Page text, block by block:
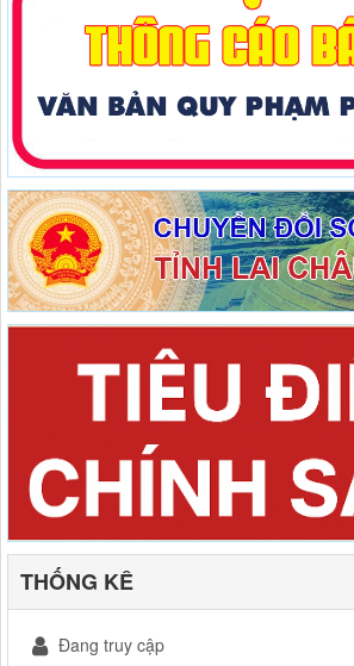
THỐNG KÊ
Đang truy cập